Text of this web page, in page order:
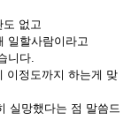
도 없고
일할사람이라고
니다.
이정도까지 하는게 맞
실망했다는 점 말씀드